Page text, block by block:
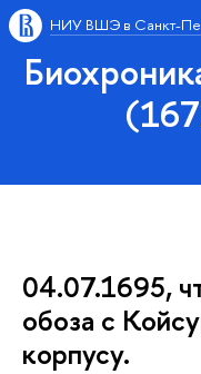
НИУ ВШЭ в Санкт-
04.07.1695,
обоза с
корпусу.